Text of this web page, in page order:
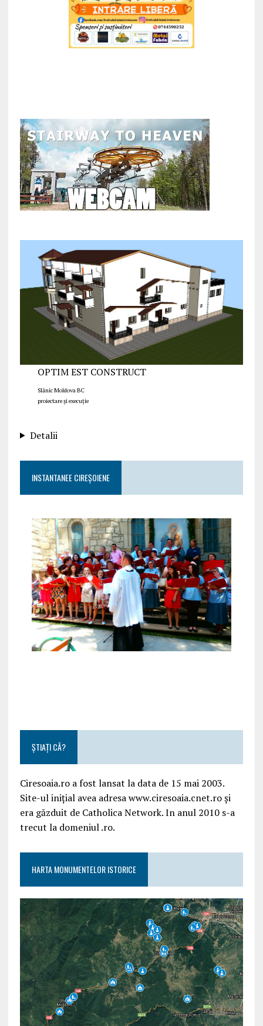
OPTIM EST CONSTRUCT
Slănic Moldova BC
proiectare și execuție
Detalii
INSTANTANEE CIREȘOIENE
ȘTIAȚI CĂ?
Ciresoaia.ro a fost lansat la data de 15 mai 2003.
Site-ul inițial avea adresa www.ciresoaia.cnet.ro și
era găzduit de Catholica Network. In anul 2010 s-a
trecut la domeniul .ro.
HARTA MONUMENTELOR ISTORICE